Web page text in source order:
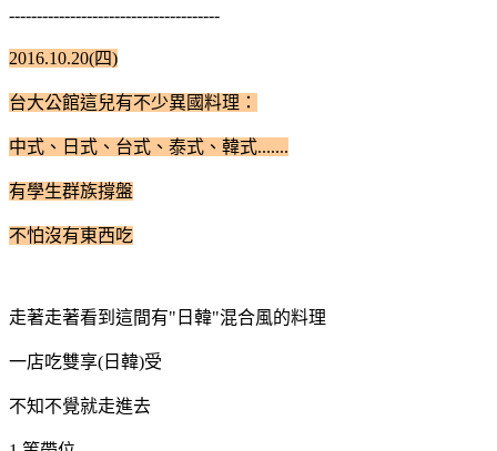
--------------------------------------
2016.10.20(四)
台大公館這兒有不少異國料理：
中式、日式、台式、泰式、韓式.......
有學生群族撐盤
不怕沒有東西吃
走著走著看到這間有"日韓"混合風的料理
一店吃雙享(日韓)受
不知不覺就走進去